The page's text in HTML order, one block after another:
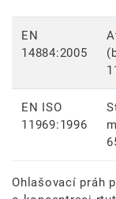
EN
14884:2005
EN ISO
11969:1996
Ohlašovací práh